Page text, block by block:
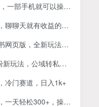
，零投入纯薅羊毛，无门槛，一天200+【揭秘】
益的项目，一个月收益5000+
文档和网页，日入1k+零门槛小白首选副业
日轻松变现2张+，5分钟简单复制好上手
冷门赛道，日入1k+
松300+，操作简单上手快